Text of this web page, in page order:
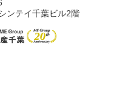
ンテイ千葉ビル2階